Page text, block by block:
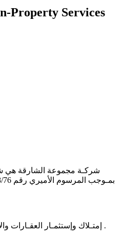
Property Services
شركـة مجموعة الشارقة
إمتـلاك وإستثمـار العقـارات والإستثمار في الأسهم والسـندات .